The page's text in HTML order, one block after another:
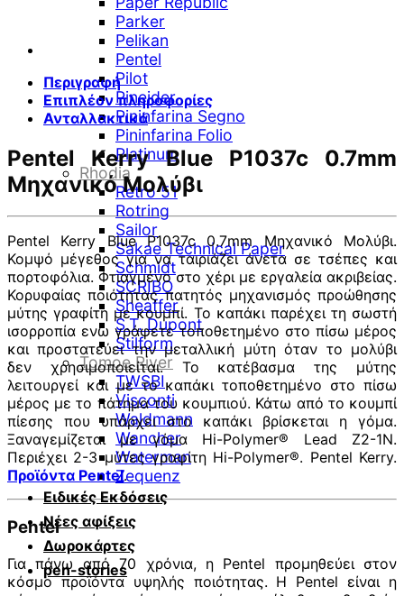
Parker
Pelikan
Pentel
Pilot
Pineider
Pininfarina Segno
Pininfarina Folio
Platinum
Rhodia
Retro 51
Rotring
Sailor
Sakae Technical Paper
Schmidt
SCRIBO
Sheaffer
S.T. Dupont
Stilform
Tomoe River
TWSBI
Visconti
Waldmann
Wancher
Waterman
Zequenz
Ειδικές Εκδόσεις
Νέες αφίξεις
Δωροκάρτες
pen-stories
Περιγραφή
Επιπλέον πληροφορίες
Ανταλλακτικά
Pentel Kerry Blue P1037c 0.7mm
Μηχανικό Μολύβι
Pentel Kerry Blue P1037c 0.7mm Μηχανικό Μολύβι.
Κομψό μέγεθος για να ταιριάζει άνετα σε τσέπες και
πορτοφόλια. Φτιαγμένο στο χέρι με εργαλεία ακριβείας.
Κορυφαίας ποιότητας πατητός μηχανισμός προώθησης
μύτης γραφίτη με κουμπί. Το καπάκι παρέχει τη σωστή
ισορροπία ενώ γράφετε τοποθετημένο στο πίσω μέρος
και προστατεύει την μεταλλική μύτη όταν το μολύβι
δεν χρησιμοποιείται. Το κατέβασμα της μύτης
λειτουργεί και με το καπάκι τοποθετημένο στο πίσω
μέρος με το πάτημα του κουμπιού. Κάτω από το κουμπί
πίεσης που υπάρχει στο καπάκι βρίσκεται η γόμα.
Ξαναγεμίζεται με γόμα Hi-Polymer® Lead Z2-1N.
Περιέχει 2-3 μύτες γραφίτη Hi-Polymer®. Pentel Kerry.
Προϊόντα Pentel.
Pentel
Για πάνω από 70 χρόνια, η Pentel προμηθεύει στον
κόσμο προϊόντα υψηλής ποιότητας. Η Pentel είναι η